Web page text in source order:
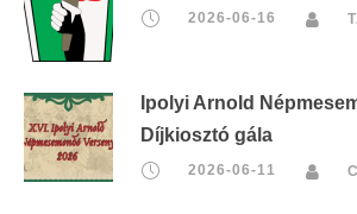
2026-06-16
Ipolyi Arnold
Díjkiosztó gála
2026-06-11